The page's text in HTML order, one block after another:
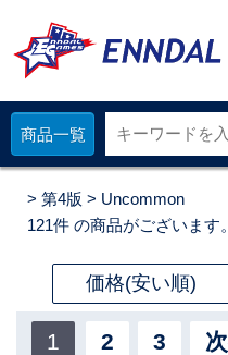
商品一覧
> 第4版 > Uncommon
121件 の商品がございます。
価格(安い順)
1 2 3